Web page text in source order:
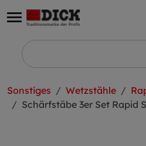
Sonstiges Wetzstähle
Schärfstäbe 3er Set Rapid